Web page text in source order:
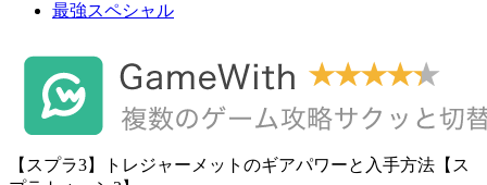
最強スペシャル
【スプラ3】トレジャーメットのギアパワーと入手方法【ス